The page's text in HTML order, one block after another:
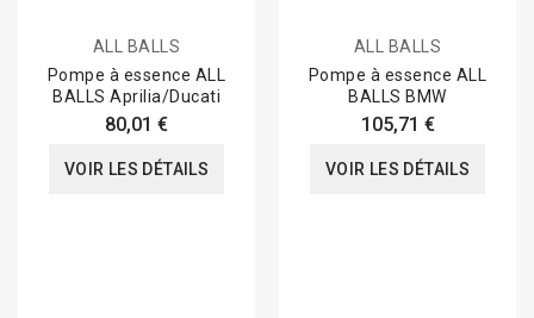
ALL BALLS
Pompe à essence ALL
BALLS Aprilia/Ducati
80,01 €
VOIR LES DÉTAILS
ALL BALLS
Pompe à essence ALL
BALLS BMW
105,71 €
VOIR LES DÉTAILS